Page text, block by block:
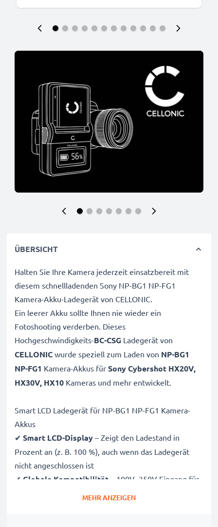
ÜBERSICHT
Halten Sie Ihre Kamera jederzeit einsatzbereit mit
diesem schnellladenden Sony NP-BG1 NP-FG1
Kamera-Akku-Ladegerät von CELLONIC.
Ein leerer Akku sollte Ihnen nie wieder ein
Fotoshooting verderben. Dieses
Hochgeschwindigkeits-BC-CSG Ladegerät von
CELLONIC wurde speziell zum Laden von NP-BG1
NP-FG1 Kamera-Akkus für Sony Cybershot HX20V,
HX30V, HX10 Kameras und mehr entwickelt.
Smart LCD Ladegerät für NP-BG1 NP-FG1 Kamera-
Akkus
✔ Smart LCD-Display – Zeigt den Ladestand in
Prozent an (z. B. 100 %), auch wenn das Ladegerät
nicht angeschlossen ist
✔ Globale Kompatibilität – 100V–250V Eingang für
MEHR ANZEIGEN